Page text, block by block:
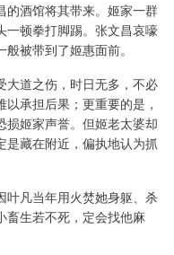
的酒馆将其带来。姬家一群
一顿拳打脚踢。张文昌哀嚎
被带到了姬惠面前。
大道之伤，时日无多，不必
承担后果；更重要的是，
损姬家声誉。但姬老太婆却
是藏在附近，偏执地认为抓
叶凡当年用火焚她身躯、杀
畜生若不死，定会找他麻